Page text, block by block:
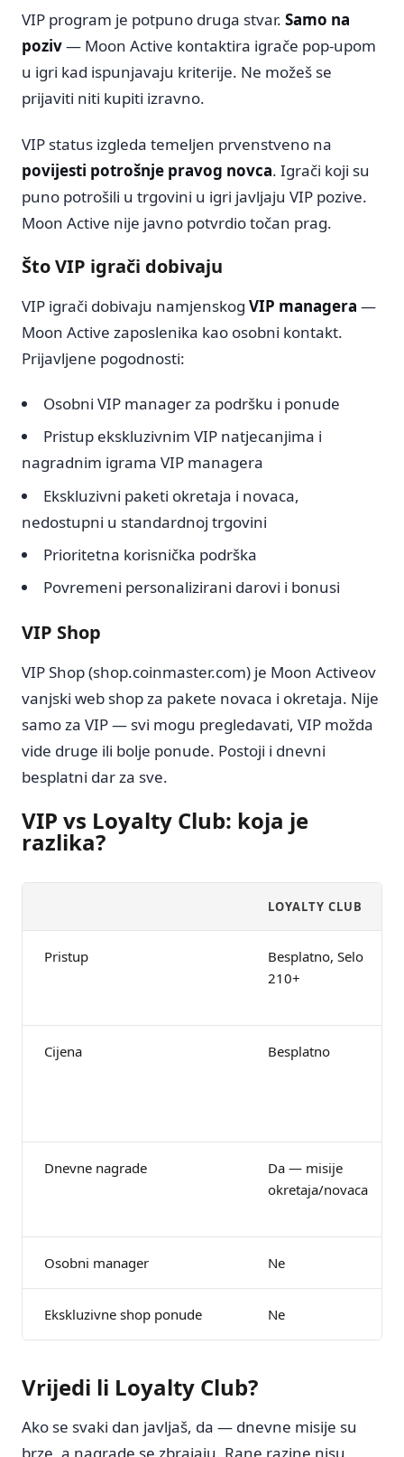
VIP program je potpuno druga stvar. Samo na
poziv— Moon Active kontaktira igrače pop-upom
u igri kad ispunjavaju kriterije. Ne možeš se
prijaviti niti kupiti izravno.
VIP status izgleda temeljen prvenstveno na
povijesti potrošnje pravog novca. Igrači koji su
puno potrošili u trgovini u igri javljaju VIP pozive.
Moon Active nije javno potvrdio točan prag.
Što VIP igrači dobivaju
VIP igrači dobivaju namjenskog VIP managera —
Moon Active zaposlenika kao osobni kontakt.
Prijavljene pogodnosti:
Osobni VIP manager za podršku i ponude
Pristup ekskluzivnim VIP natjecanjima i
nagradnim igrama VIP managera
Ekskluzivni paketi okretaja i novaca,
nedostupni u standardnoj trgovini
Prioritetna korisnička podrška
Povremeni personalizirani darovi i bonusi
VIP Shop
VIP Shop (shop.coinmaster.com) je Moon Activeov
vanjski web shop za pakete novaca i okretaja. Nije
samo za VIP — svi mogu pregledavati, VIP možda
vide druge ili bolje ponude. Postoji i dnevni
besplatni dar za sve.
VIP vs Loyalty Club: koja je
razlika?
LOYALTY CLUB
Pristup
Besplatno, Selo
210+
Cijena Besplatno
Dnevne nagrade
Da — misije
okretaja/novaca
Osobni manager Ne
Ekskluzivne shop ponude Ne
Vrijedi li Loyalty Club?
Ako se svaki dan javljaš, da — dnevne misije su
brze, a nagrade se zbrajaju. Rane razine nisu